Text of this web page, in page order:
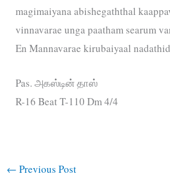
magimaiyana abishegaththal
vinnavarae unga paatham searum
En Mannavarae kirubaiyaal
Pas. அகஸ்டின் தாஸ்
R-16 Beat T-110 Dm 4/4
← Previous Post